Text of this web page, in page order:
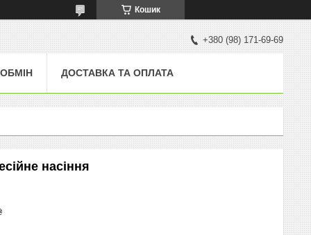
Кошик
+380 (98) 171-69-69
ДОСТАВКА ТА ОПЛАТА
насіння